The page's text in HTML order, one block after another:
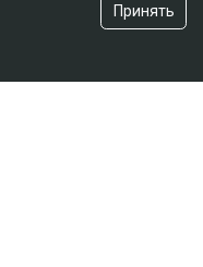
Принять